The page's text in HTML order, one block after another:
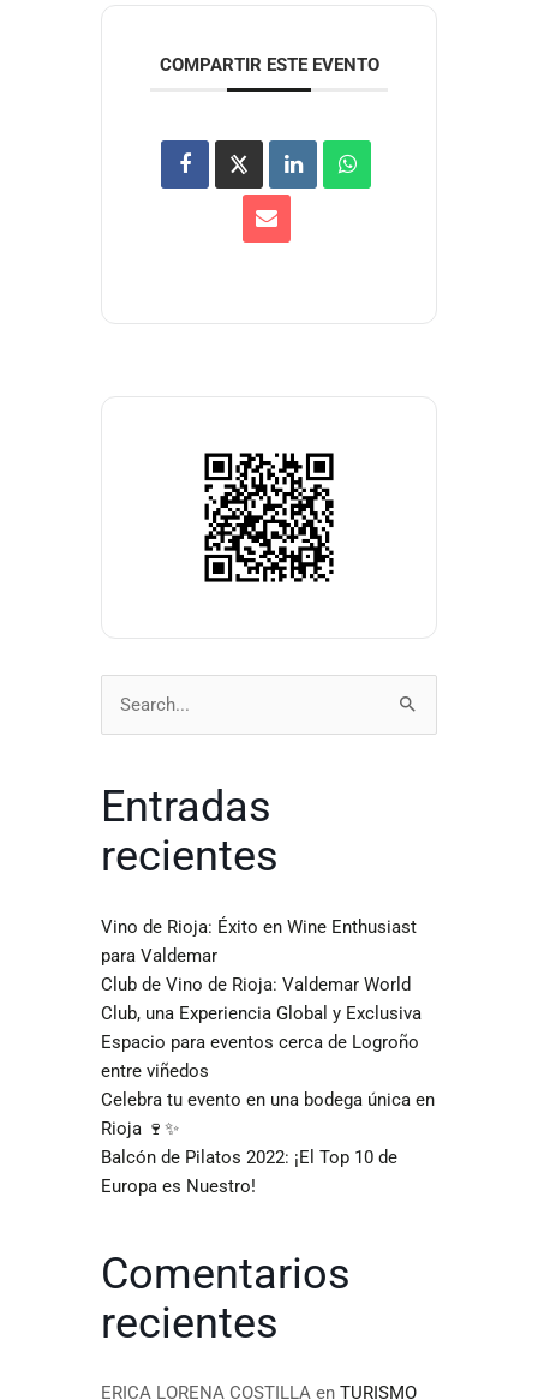
COMPARTIR ESTE EVENTO
Buscar
por:
Entradas
recientes
Vino de Rioja: Éxito en Wine Enthusiast
para Valdemar
Club de Vino de Rioja: Valdemar World
Club, una Experiencia Global y Exclusiva
Espacio para eventos cerca de Logroño
entre viñedos
Celebra tu evento en una bodega única en
Rioja 🍷✨
Balcón de Pilatos 2022: ¡El Top 10 de
Europa es Nuestro!
Comentarios
recientes
ERICA LORENA COSTILLA en TURISMO